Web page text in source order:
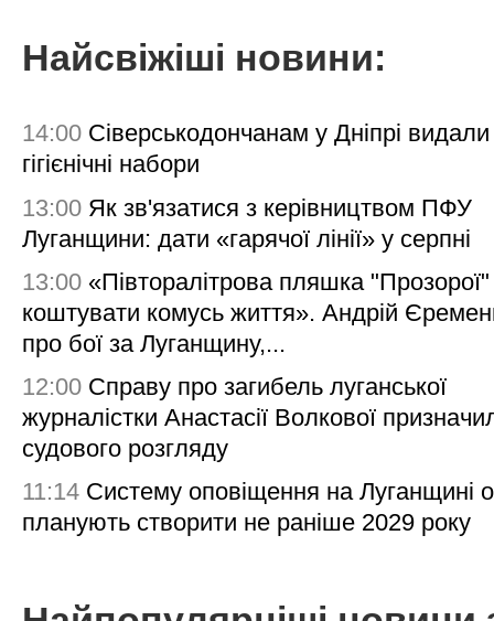
Найсвіжіші новини:
14:00 Сіверськодончанам у Дніпрі видали
гігієнічні набори
13:00 Як зв'язатися з керівництвом ПФУ
Луганщини: дати «гарячої лінії» у серпні
13:00 «Півторалітрова пляшка
коштувати комусь життя». Андрій
про бої за Луганщину,...
12:00 Справу про загибель луганської
журналістки Анастасії Волкової
судового розгляду
11:14 Систему оповіщення на Луганщині
планують створити не раніше 2029 року